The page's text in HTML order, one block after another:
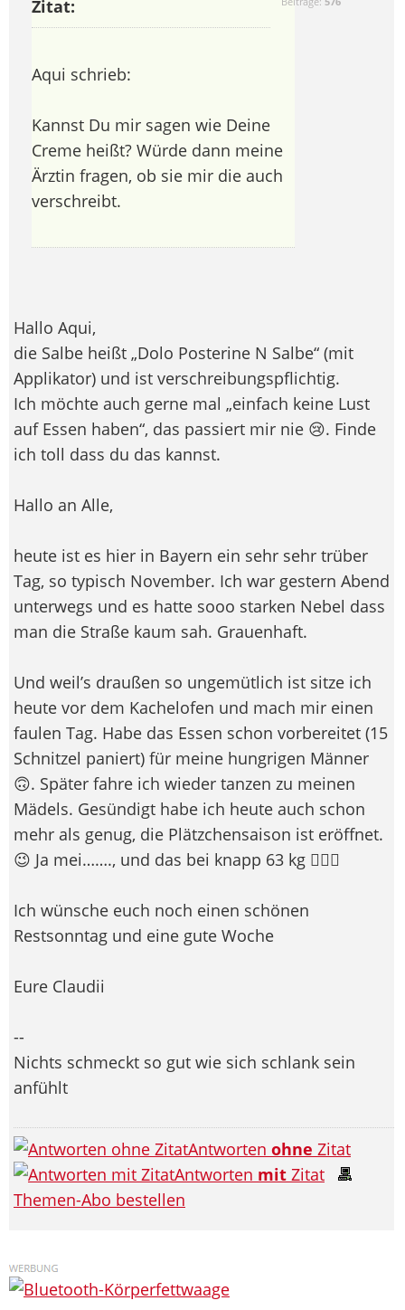
Zitat:
Aqui schrieb:
Kannst Du mir sagen wie Deine
Creme heißt? Würde dann meine
Ärztin fragen, ob sie mir die auch
verschreibt.
Hallo Aqui,
die Salbe heißt „Dolo Posterine N Salbe“ (mit
Applikator) und ist verschreibungspflichtig.
Ich möchte auch gerne mal „einfach keine Lust
auf Essen haben“, das passiert mir nie 😢. Finde
ich toll dass du das kannst.
Hallo an Alle,
heute ist es hier in Bayern ein sehr sehr trüber
Tag, so typisch November. Ich war gestern Abend
unterwegs und es hatte sooo starken Nebel dass
man die Straße kaum sah. Grauenhaft.
Und weil’s draußen so ungemütlich ist sitze ich
heute vor dem Kachelofen und mach mir einen
faulen Tag. Habe das Essen schon vorbereitet (15
Schnitzel paniert) für meine hungrigen Männer
🙃. Später fahre ich wieder tanzen zu meinen
Mädels. Gesündigt habe ich heute auch schon
mehr als genug, die Plätzchensaison ist eröffnet.
😉 Ja mei……., und das bei knapp 63 kg 💁🏼‍♀️
Ich wünsche euch noch einen schönen
Restsonntag und eine gute Woche
Eure Claudii
--
Nichts schmeckt so gut wie sich schlank sein
anfühlt
Antworten ohne Zitat
Antworten mit Zitat
Themen-Abo bestellen